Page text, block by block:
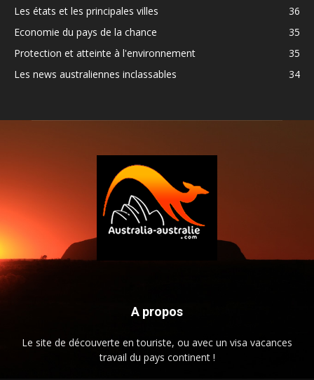
Les états et les principales villes
36
Economie du pays de la chance
35
Protection et atteinte à l'environnement
35
Les news australiennes inclassables
34
A propos
Le site de découverte en touriste, ou avec un visa vacances
travail du pays continent !